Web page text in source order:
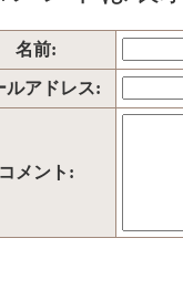
名前:
ルアドレス:
コメント: